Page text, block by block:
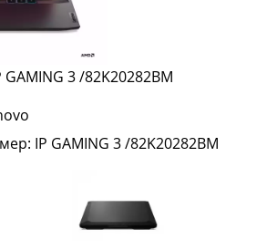
3 /82K20282BM
IP GAMING 3 /82K20282BM